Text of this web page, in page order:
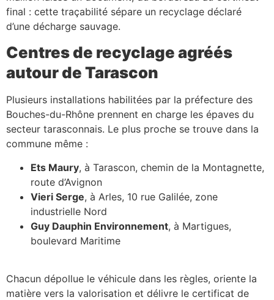
final : cette traçabilité sépare un recyclage déclaré
d’une décharge sauvage.
Centres de recyclage agréés
autour de Tarascon
Plusieurs installations habilitées par la préfecture des
Bouches-du-Rhône prennent en charge les épaves du
secteur tarasconnais. Le plus proche se trouve dans la
commune même :
Ets Maury, à Tarascon, chemin de la Montagnette,
route d’Avignon
Vieri Serge, à Arles, 10 rue Galilée, zone
industrielle Nord
Guy Dauphin Environnement, à Martigues,
boulevard Maritime
Chacun dépollue le véhicule dans les règles, oriente la
matière vers la valorisation et délivre le certificat de